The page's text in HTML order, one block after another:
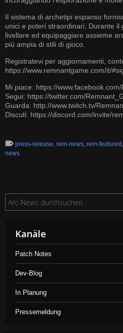
Il sistema di archetipi espanso
unici e poteri straordinari. Durante il
livellare ed equipaggiare assieme
più ampia di stili di gioco.
Registratevi per aggiornamenti,
https://www.remnantgame.com/it/
Mi piace: https://
Segui: https://twitter.com/
Guarda: http://www.twitch.tv/
Discuti: https://discord.com/invite/
press-release, rem-news, rem-featured ,
news
Kanäle
Patch Notes
Dev-Blog
In Planung
Pressemeldung